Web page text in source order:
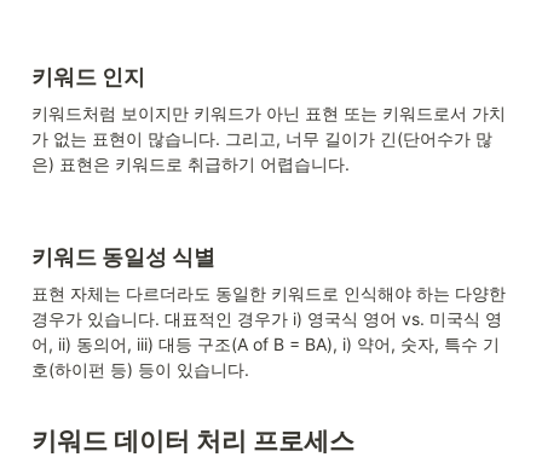
키워드 인지
키워드처럼 보이지만 키워드가 아닌 표현 또는 키워드로서 가치
가 없는 표현이 많습니다. 그리고, 너무 길이가 긴(단어수가 많
은) 표현은 키워드로 취급하기 어렵습니다.
키워드 동일성 식별
표현 자체는 다르더라도 동일한 키워드로 인식해야 하는 다양한
경우가 있습니다. 대표적인 경우가 i) 영국식 영어 vs. 미국식 영
어, ii) 동의어, iii) 대등 구조(A of B = BA), i) 약어, 숫자, 특수 기
호(하이펀 등) 등이 있습니다.
키워드 데이터 처리 프로세스